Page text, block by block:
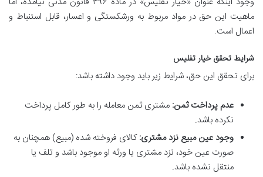
ماهیت این حق در مواد مربوط به ورشکستگی و اعسار، قابل استنباط و
اعمال است.
شرایط تحقق خیار تفلیس
برای تحقق این حق، شرایط زیر باید وجود داشته باشد:
عدم پرداخت ثمن: مشتری ثمن معامله را به طور کامل پرداخت
نکرده باشد.
وجود عین مبیع نزد مشتری:کالای فروخته شده (مبیع) همچنان به
صورت عین خود، نزد مشتری یا ورثه او موجود باشد و تلف یا
منتقل نشده باشد.